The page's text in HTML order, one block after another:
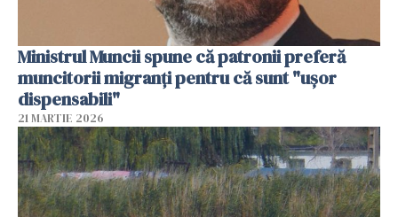
Ministrul Muncii spune că patronii preferă
muncitorii migranți pentru că sunt "uşor
dispensabili"
21 MARTIE 2026